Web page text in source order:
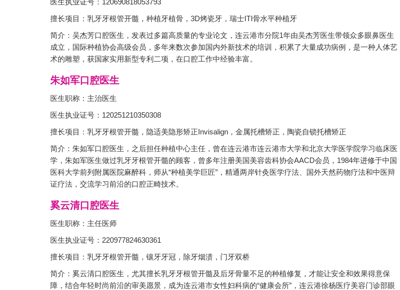
医生执业证号：120690818053793
擅长项目：乳牙牙根管开髓，种植牙植骨，3D烤瓷牙，瑞士ITI骨水平种植牙
简介：吴杰芳口腔医生，发表过多篇高质量的专业论文，连云港市分院1年由吴杰芳医生带领众多眼鼻医生
成立，国际种植协会高级会员，多年来数次参加国内外新技术的培训，积累了大量成功病例，是一种人体艺
术的雕塑，获国家实用新型专利二项，在口腔工作中经验丰富。
朱如军口腔医生
医生职称：主治医生
医生执业证号：120251210350308
擅长项目：乳牙牙根管开髓，隐适美隐形矫正Invisalign，金属托槽矫正，陶瓷自锁托槽矫正
简介：朱如军口腔医生，之后担任种植中心主任，曾在连云港市连云港市大学和北京大学医学院学习临床医
学，朱如军医生做过乳牙牙根管开髓的顾客，曾多年注册美国美容齿科协会AACD会员，1984年进修于中国
医科大学前列附属医院麻醉科，师从“种植美学巨匠”，精通两岸针灸医学疗法、国外天然药物疗法和中医辩
证疗法，交流学习前沿的口腔正畸技术。
奚云清口腔医生
医生职称：主任医师
医生执业证号：220977824630361
擅长项目：乳牙牙根管开髓，镶牙牙冠，除牙烟渍，门牙双桥
简介：奚云清口腔医生，尤其擅长乳牙牙根管开髓及后牙骨量不足的种植修复，才能让安全和效果得意保
障，结合年轻时尚前沿的审美愿景，成为连云港市女性妇科病的“健康会所”，连云港徐杨医疗美容门诊部眼